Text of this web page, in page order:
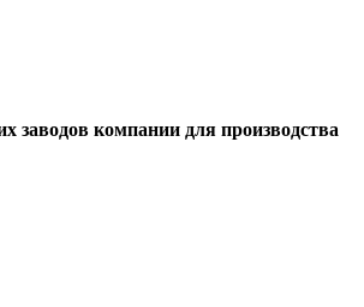
заводов компании для производства